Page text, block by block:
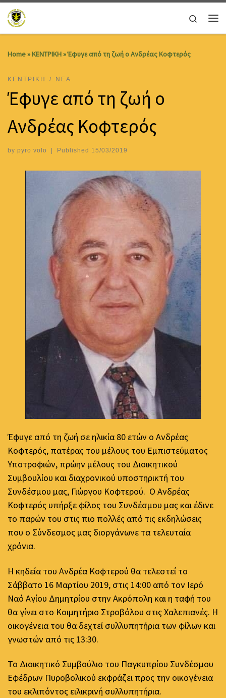
Skip to content
Search
Home»ΚΕΝΤΡΙΚΗ»Έφυγε από τη ζωή ο Ανδρέας Κοφτερός
ΚΕΝΤΡΙΚΗ ΝΕΑ
Έφυγε από τη ζωή ο
Ανδρέας Κοφτερός
by pyro volo | Published 15/03/2019
Έφυγε από τη ζωή σε ηλικία 80 ετών ο Ανδρέας
Κοφτερός, πατέρας του μέλους του Εμπιστεύματος
Υποτροφιών, πρώην μέλους του Διοικητικού
Συμβουλίου και διαχρονικού υποστηρικτή του
Συνδέσμου μας, Γιώργου Κοφτερού. Ο Ανδρέας
Κοφτερός υπήρξε φίλος του Συνδέσμου μας και έδινε
το παρών του στις πιο πολλές από τις εκδηλώσεις
που ο Σύνδεσμος μας διοργάνωνε τα τελευταία
χρόνια.
Η κηδεία του Ανδρέα Κοφτερού θα τελεστεί το
Σάββατο 16 Μαρτίου 2019, στις 14:00 από τον Ιερό
Ναό Αγίου Δημητρίου στην Ακρόπολη και η ταφή του
θα γίνει στο Κοιμητήριο Στροβόλου στις Χαλεπιανές. Η
οικογένεια του θα δεχτεί συλλυπητήρια των φίλων και
γνωστών από τις 13:30.
Το Διοικητικό Συμβούλιο του Παγκυπρίου Συνδέσμου
Εφέδρων Πυροβολικού εκφράζει προς την οικογένεια
του εκλιπόντος ειλικρινή συλλυπητήρια.